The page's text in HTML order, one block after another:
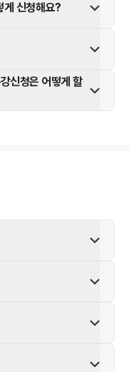
게 신청해요?
신청은 어떻게 할